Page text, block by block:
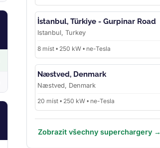
İstanbul, Türkiye - Gurpinar Road
Istanbul, Turkey
8 míst • 250 kW • ne-Tesla
Næstved, Denmark
Næstved, Denmark
20 míst • 250 kW • ne-Tesla
Zobrazit všechny superchargery →